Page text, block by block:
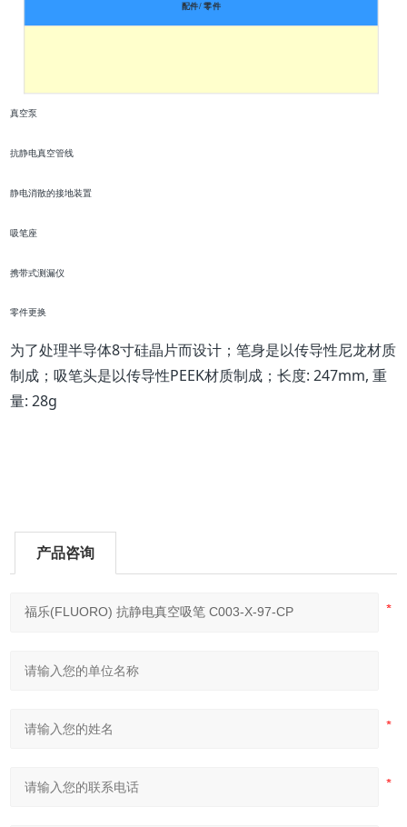
配件/零件
真空泵
抗静电真空管线
静电消散的接地装置
吸笔座
携带式测漏仪
零件更换
为了处理半导体8寸硅晶片而设计；笔身是以传导性尼龙材质
制成；吸笔头是以传导性PEEK材质制成；长度: 247mm, 重
量: 28g
产品咨询